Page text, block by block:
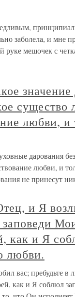
заболела, и мне
мешочек с
значение
существо
любви, и
дарования
любви, и
не принесут
и Я
как и Я
любви.
вас; пребудьте в
как и Я соблюл